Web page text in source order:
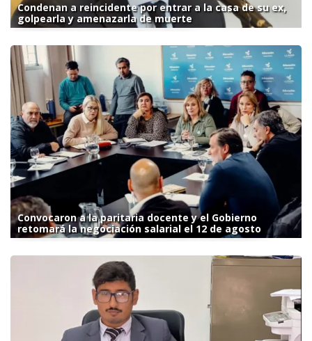
Condenan a reincidente por entrar a la casa de su ex,
golpearla y amenazarla de muerte
Convocaron a la paritaria docente y el Gobierno
retomará la negociación salarial el 12 de agosto